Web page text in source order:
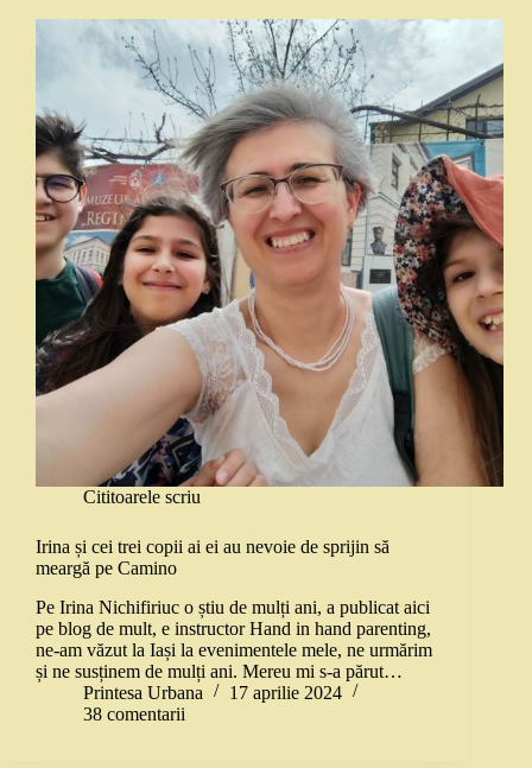
Cititoarele scriu
Irina și cei trei copii ai ei au nevoie de sprijin să
meargă pe Camino
Pe Irina Nichifiriuc o știu de mulți ani, a publicat aici
pe blog de mult, e instructor Hand in hand parenting,
ne-am văzut la Iași la evenimentele mele, ne urmărim
și ne susținem de mulți ani. Mereu mi s-a părut…
Printesa Urbana
17 aprilie 2024
38 comentarii